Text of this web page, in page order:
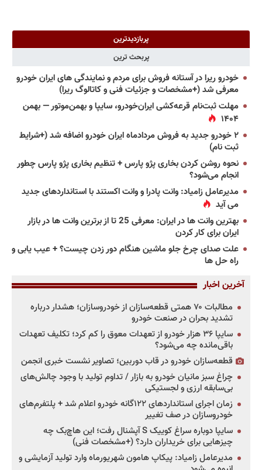
پربازدیدترین
پربحث ترین
خودرو ریرا در آستانه فروش برای مردم و نمایندگی های ایران خودرو
معرفی شد (+مشخصات و جزئیات فنی و کاتالوگ ریرا)
مهلت ثبت‌نام قرعه‌کشی ایران‌خودرو، سایپا و بهمن‌موتور — بهمن
۱۴۰۴
۲ خودرو جدید به فروش مردادماه ایران خودرو اضافه شد (+شرایط
ثبت نام)
نحوه روشن کردن بخاری پژو پارس + تنظیم بخاری پژو پارس چطور
انجام می‌شود؟
مدیرعامل زامیاد: وانت پادرا و وانت اکستند با استانداردهای جدید
می آید
بهترین وانت ها در ایران: معرفی 25 تا از برترین وانت ها در بازار
ایران برای کار کردن
علت صدای چرخ جلو ماشین هنگام دور زدن چیست؟ + عیب یابی و
راه حل ها
آخرین اخبار
مطالبات ۷۰ همتی قطعه‌سازان از خودروسازان؛ هشدار درباره
تشدید بحران در صنعت خودرو
سایپا ۳۶ هزار خودرو از تعهدات معوق را کم کرد؛ تکلیف تعهدات
باقی‌مانده چه می‌شود؟
قطعه‌سازان خودرو در قاب دوربین؛ تصاویر نشست خبری انجمن
چراغ سبز مانیان خودرو به بازار / تداوم تولید با وجود چالش‌های
بی‌سابقه ارزی و لجستیکی
زمان اجرای استانداردهای ۱۲۲گانه خودرو اعلام شد + پلتفرم‌های
خودروسازان در صف تغییر
سایپا دوباره سراغ کوییک S آپشنال رفت؛ این هاچ‌بک چه
چیزهایی برای خریداران دارد؟ (+مشخصات فنی)
مدیرعامل زامیاد: پیکاپ هامون شهریورماه وارد تولید آزمایشی و